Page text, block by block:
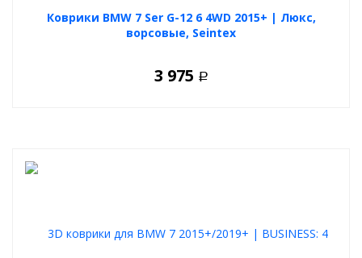
Коврики BMW 7 Ser G-12 6 4WD 2015+ | Люкс,
ворсовые, Seintex
3 975 Р